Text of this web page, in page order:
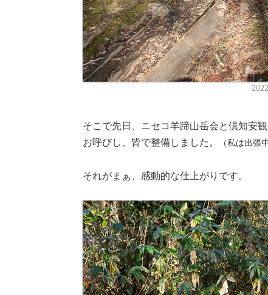
そこで先日、ニセコ羊蹄山岳会と倶知安
お呼びし、皆で整備しました。
（私は出張
それがまぁ、感動的な仕上がりです。